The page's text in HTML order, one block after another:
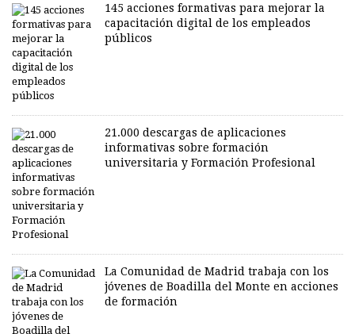
145 acciones formativas para mejorar la
capacitación digital de los empleados
públicos
21.000 descargas de aplicaciones
informativas sobre formación
universitaria y Formación Profesional
La Comunidad de Madrid trabaja con los
jóvenes de Boadilla del Monte en acciones
de formación